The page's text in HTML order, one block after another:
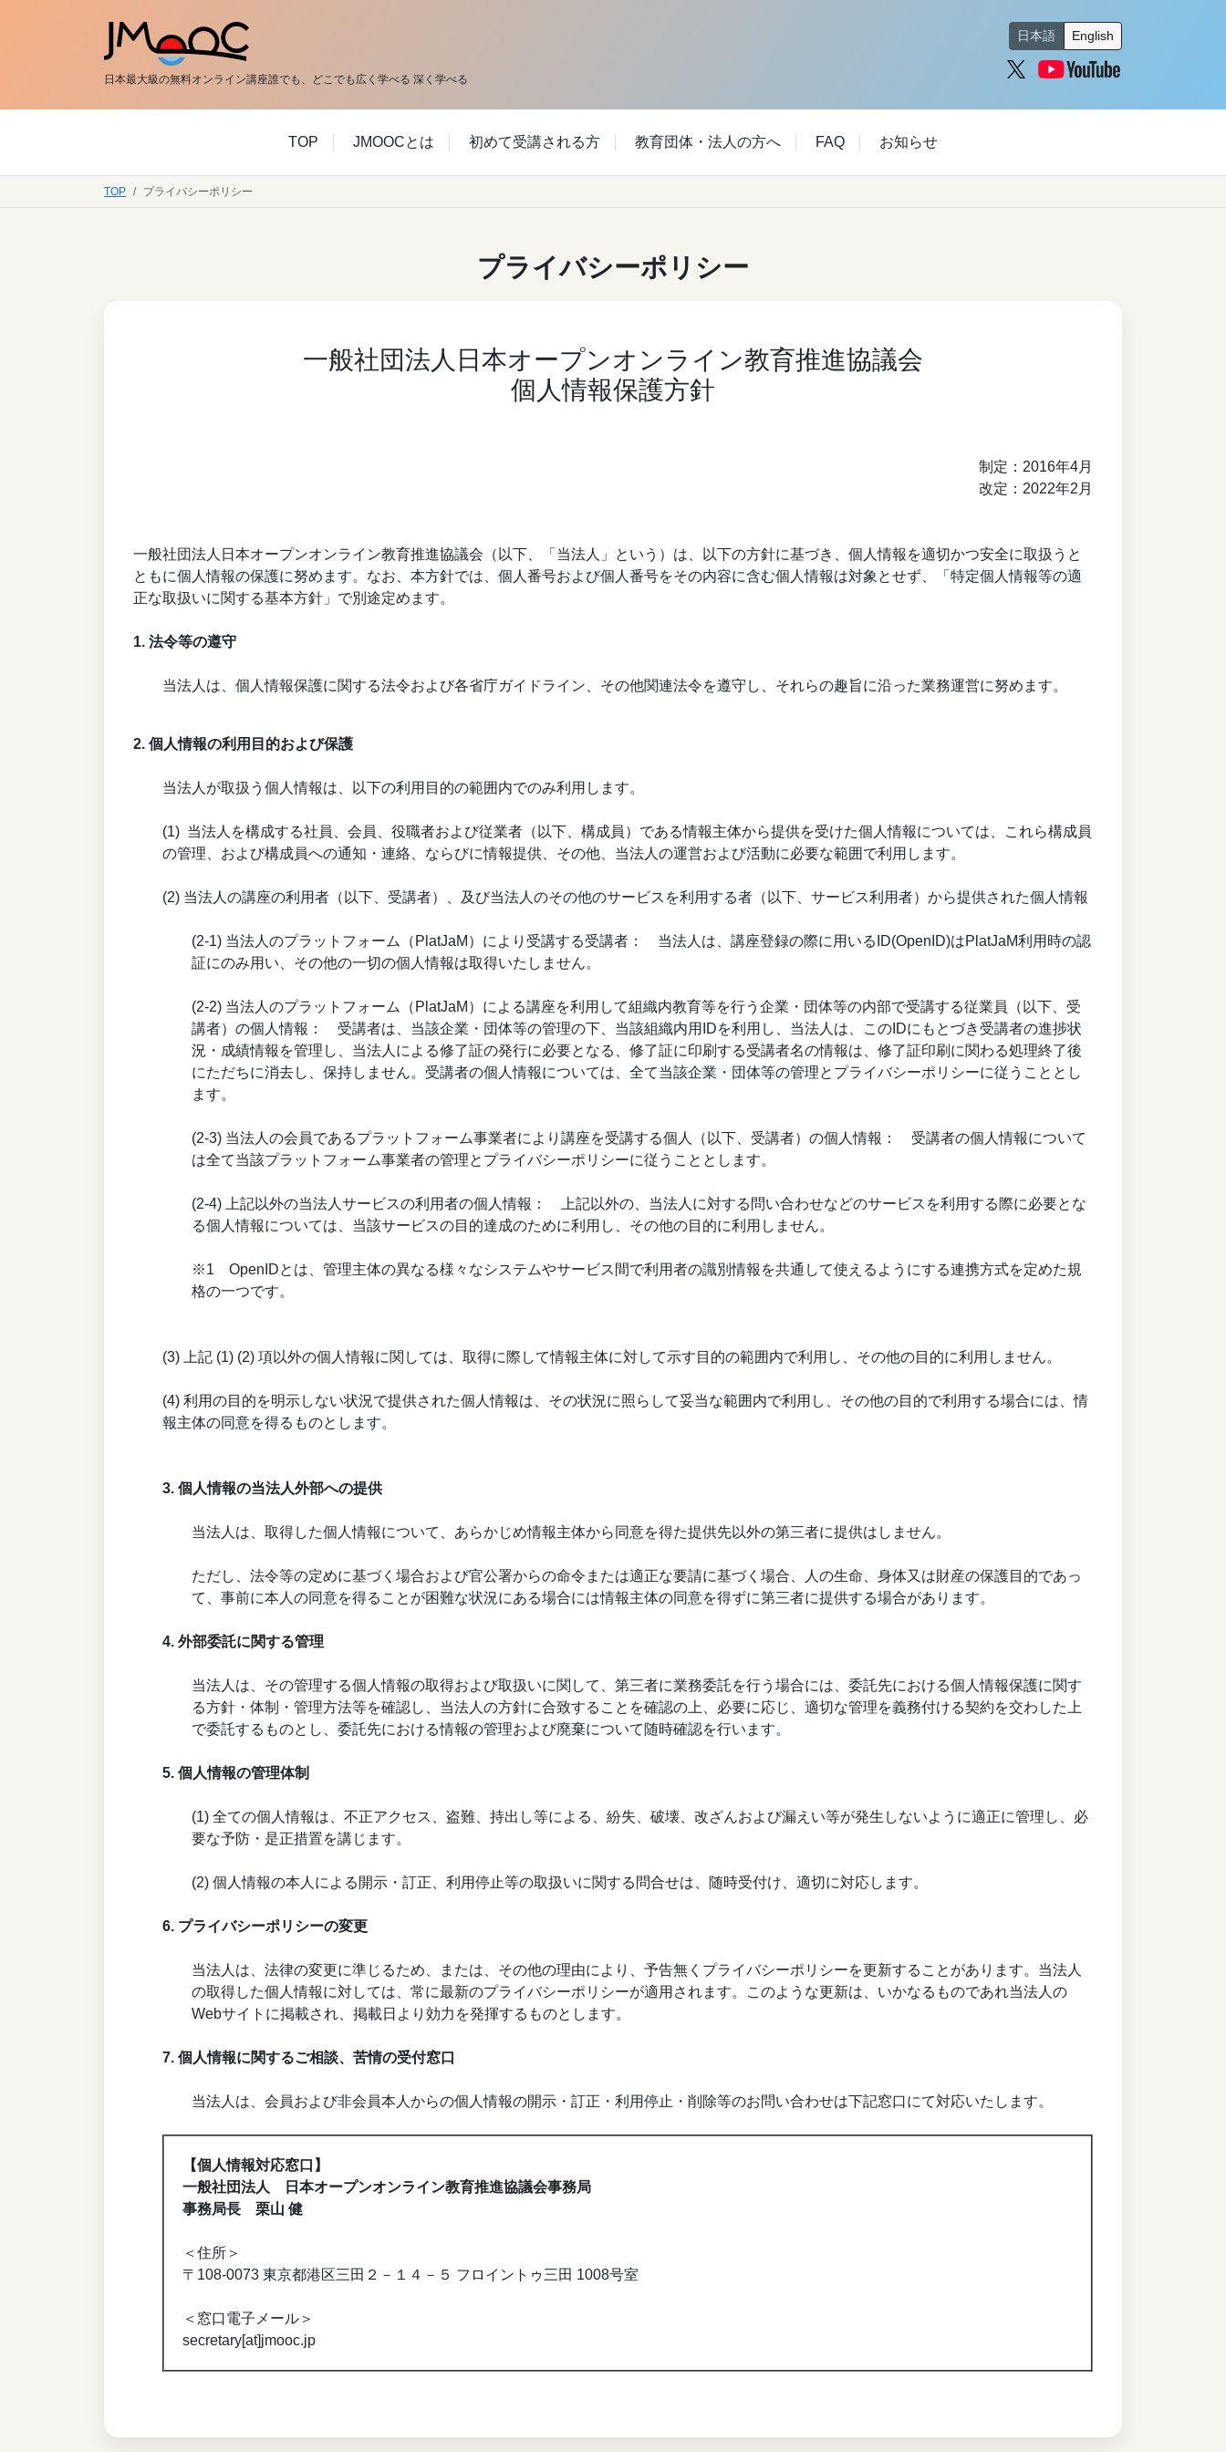
日本最大級の無料オンライン講座誰でも、どこでも広く学べる 深く学べる
日本語 English
TOP JMOOCとは 初めて受講される方 教育団体・法人の方へ FAQ お知らせ
TOP プライバシーポリシー
プライバシーポリシー
一般社団法人日本オープンオンライン教育推進協議会
個人情報保護方針
制定：2016年4月
改定：2022年2月
一般社団法人日本オープンオンライン教育推進協議会（以下、「当法人」という）は、以下の方針に基づき、個人情報を適切かつ安全に取扱うと
ともに個人情報の保護に努めます。なお、本方針では、個人番号および個人番号をその内容に含む個人情報は対象とせず、「特定個人情報等の適
正な取扱いに関する基本方針」で別途定めます。
1. 法令等の遵守
当法人は、個人情報保護に関する法令および各省庁ガイドライン、その他関連法令を遵守し、それらの趣旨に沿った業務運営に努めます。
2. 個人情報の利用目的および保護
当法人が取扱う個人情報は、以下の利用目的の範囲内でのみ利用します。
(1) 当法人を構成する社員、会員、役職者および従業者（以下、構成員）である情報主体から提供を受けた個人情報については、これら構成員
の管理、および構成員への通知・連絡、ならびに情報提供、その他、当法人の運営および活動に必要な範囲で利用します。
(2) 当法人の講座の利用者（以下、受講者）、及び当法人のその他のサービスを利用する者（以下、サービス利用者）から提供された個人情報
(2-1) 当法人のプラットフォーム（PlatJaM）により受講する受講者： 当法人は、講座登録の際に用いるID(OpenID)はPlatJaM利用時の認
証にのみ用い、その他の一切の個人情報は取得いたしません。
(2-2) 当法人のプラットフォーム（PlatJaM）による講座を利用して組織内教育等を行う企業・団体等の内部で受講する従業員（以下、受
講者）の個人情報： 受講者は、当該企業・団体等の管理の下、当該組織内用IDを利用し、当法人は、このIDにもとづき受講者の進捗状
況・成績情報を管理し、当法人による修了証の発行に必要となる、修了証に印刷する受講者名の情報は、修了証印刷に関わる処理終了後
にただちに消去し、保持しません。受講者の個人情報については、全て当該企業・団体等の管理とプライバシーポリシーに従うこととし
ます。
(2-3) 当法人の会員であるプラットフォーム事業者により講座を受講する個人（以下、受講者）の個人情報： 受講者の個人情報について
は全て当該プラットフォーム事業者の管理とプライバシーポリシーに従うこととします。
(2-4) 上記以外の当法人サービスの利用者の個人情報： 上記以外の、当法人に対する問い合わせなどのサービスを利用する際に必要とな
る個人情報については、当該サービスの目的達成のために利用し、その他の目的に利用しません。
※1 OpenIDとは、管理主体の異なる様々なシステムやサービス間で利用者の識別情報を共通して使えるようにする連携方式を定めた規
格の一つです。
(3) 上記 (1) (2) 項以外の個人情報に関しては、取得に際して情報主体に対して示す目的の範囲内で利用し、その他の目的に利用しません。
(4) 利用の目的を明示しない状況で提供された個人情報は、その状況に照らして妥当な範囲内で利用し、その他の目的で利用する場合には、情
報主体の同意を得るものとします。
3. 個人情報の当法人外部への提供
当法人は、取得した個人情報について、あらかじめ情報主体から同意を得た提供先以外の第三者に提供はしません。
ただし、法令等の定めに基づく場合および官公署からの命令または適正な要請に基づく場合、人の生命、身体又は財産の保護目的であっ
て、事前に本人の同意を得ることが困難な状況にある場合には情報主体の同意を得ずに第三者に提供する場合があります。
4. 外部委託に関する管理
当法人は、その管理する個人情報の取得および取扱いに関して、第三者に業務委託を行う場合には、委託先における個人情報保護に関す
る方針・体制・管理方法等を確認し、当法人の方針に合致することを確認の上、必要に応じ、適切な管理を義務付ける契約を交わした上
で委託するものとし、委託先における情報の管理および廃棄について随時確認を行います。
5. 個人情報の管理体制
(1) 全ての個人情報は、不正アクセス、盗難、持出し等による、紛失、破壊、改ざんおよび漏えい等が発生しないように適正に管理し、必
要な予防・是正措置を講じます。
(2) 個人情報の本人による開示・訂正、利用停止等の取扱いに関する問合せは、随時受付け、適切に対応します。
6. プライバシーポリシーの変更
当法人は、法律の変更に準じるため、または、その他の理由により、予告無くプライバシーポリシーを更新することがあります。当法人
の取得した個人情報に対しては、常に最新のプライバシーポリシーが適用されます。このような更新は、いかなるものであれ当法人の
Webサイトに掲載され、掲載日より効力を発揮するものとします。
7. 個人情報に関するご相談、苦情の受付窓口
当法人は、会員および非会員本人からの個人情報の開示・訂正・利用停止・削除等のお問い合わせは下記窓口にて対応いたします。
【個人情報対応窓口】
一般社団法人 日本オープンオンライン教育推進協議会事務局
事務局長 栗山 健
＜住所＞
〒108-0073 東京都港区三田２－１４－５ フロイントゥ三田 1008号室
＜窓口電子メール＞
secretary[at]jmooc.jp